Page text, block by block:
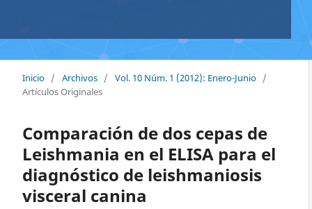
Inicio / Archivos / Vol. 10 Núm. 1 (2012): Enero-Junio /
Artículos Originales
Comparación de dos cepas de
Leishmania en el ELISA para el
diagnóstico de leishmaniosis
visceral canina